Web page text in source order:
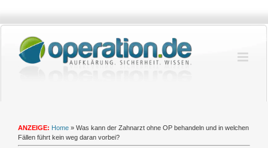
springen
ANZEIGE: Home » Was kann der Zahnarzt ohne OP behandeln und in welchen
Fällen führt kein weg daran vorbei?